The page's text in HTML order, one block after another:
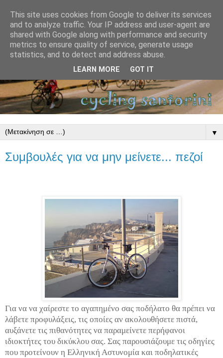
▼
Συμβουλές για να μην μείνετε... πεζοί
Για να να χαίρεστε το αγαπημένο σας ποδήλατο θα πρέπει να
λάβετε προφυλάξεις, τις οποίες αν ακολουθήσετε πιστά,
αυξάνετε τις πιθανότητες να παραμείνετε περήφανοι
ιδιοκτήτες του δικύκλου σας. Σας παρουσιάζουμε τις οδηγίες
που προτείνουν η Ελληνική Αστυνομία και ποδηλατικές
This site uses cookies from Google to deliver its services
and to analyze traffic. Your IP address and user-agent are
shared with Google along with performance and security
metrics to ensure quality of service, generate usage
statistics, and to detect and address abuse.
LEARN MORE GOT IT